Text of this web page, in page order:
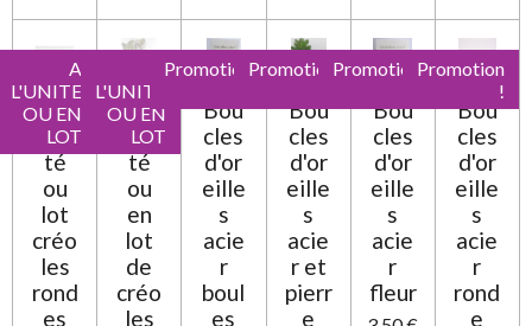
A
L'UNITE
OU EN
LOT
A
l'uni
té
ou
lot
créo
les
rond
es
A
L'UNITE
OU EN
LOT
A
l'uni
té
ou
en
lot
de
créo
les
Promotion
Bou
cles
d'or
eille
s
acie
r
boul
es
Promotion
Bou
cles
d'or
eille
s
acie
r et
pierr
e
Promotion
Bou
cles
d'or
eille
s
acie
r
fleur
Promotion
!
Bou
cles
d'or
eille
s
acie
r
rond
e